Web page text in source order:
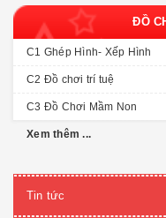
ĐỒ
C1 Ghép Hình- Xếp Hình
C2 Đồ chơi trí tuệ
C3 Đồ Chơi Mầm Non
Xem thêm ...
Tin tức